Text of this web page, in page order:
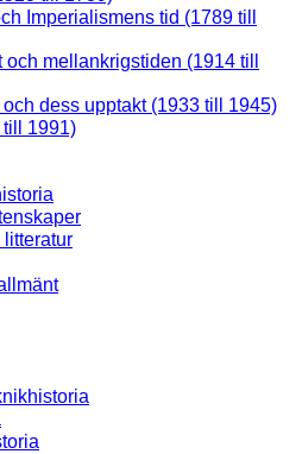
Imperialismens tid (1789 till
mellankrigstiden (1914 till
dess upptakt (1933 till 1945)
1991)